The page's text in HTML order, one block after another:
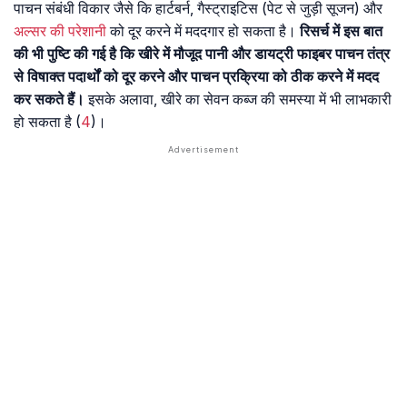
पाचन संबंधी विकार जैसे कि हार्टबर्न, गैस्ट्राइटिस (पेट से जुड़ी सूजन) और
अल्सर की परेशानीको दूर करने में मददगार हो सकता है।रिसर्च में इस बात
की भी पुष्टि की गई है कि खीरे में मौजूद पानी और डायट्री फाइबर पाचन तंत्र
से विषाक्त पदार्थों को दूर करने और पाचन प्रक्रिया को ठीक करने में मदद
कर सकते हैं। इसके अलावा, खीरे का सेवन कब्ज की समस्या में भी लाभकारी
हो सकता है (4)।